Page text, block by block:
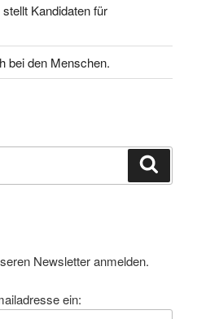
Kandidaten für
bei den Menschen.
Newsletter anmelden.
ein: